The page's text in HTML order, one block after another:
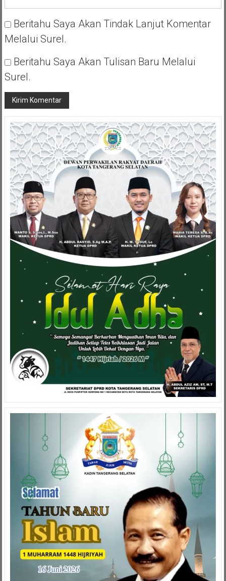
Beritahu Saya Akan Tindak Lanjut Komentar
Melalui Surel.
Beritahu Saya Akan Tulisan Baru Melalui
Surel.